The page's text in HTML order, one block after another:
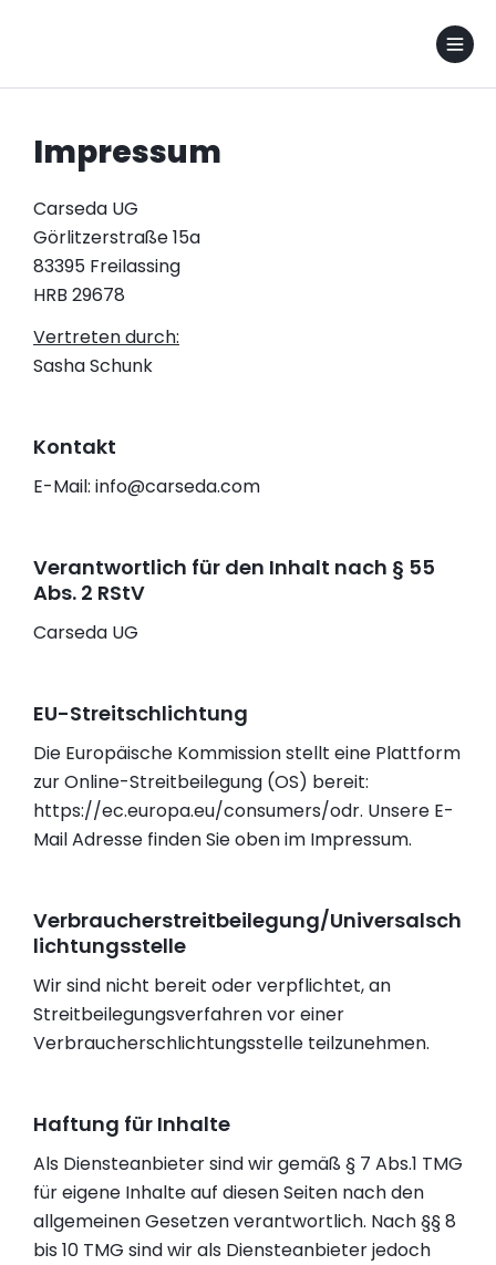
Impressum
Carseda UG
Görlitzerstraße 15a
83395 Freilassing
HRB 29678
Vertreten durch:
Sasha Schunk
Kontakt
E-Mail: info@carseda.com
Verantwortlich für den Inhalt nach § 55
Abs. 2 RStV
Carseda UG
EU-Streitschlichtung
Die Europäische Kommission stellt eine Plattform
zur Online-Streitbeilegung (OS) bereit:
https://ec.europa.eu/consumers/odr. Unsere E-
Mail Adresse finden Sie oben im Impressum.
Verbraucherstreitbeilegung/Universalsch
lichtungsstelle
Wir sind nicht bereit oder verpflichtet, an
Streitbeilegungsverfahren vor einer
Verbraucherschlichtungsstelle teilzunehmen.
Haftung für Inhalte
Als Diensteanbieter sind wir gemäß § 7 Abs.1 TMG
für eigene Inhalte auf diesen Seiten nach den
allgemeinen Gesetzen verantwortlich. Nach §§ 8
bis 10 TMG sind wir als Diensteanbieter jedoch